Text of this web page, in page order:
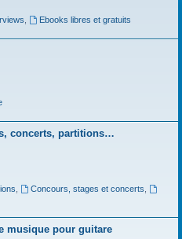
Ebooks libres et gratuits
concerts, partitions…
Concours, stages et concerts
musique pour guitare